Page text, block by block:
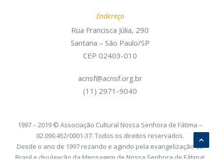
Endereço
Rua Francisca Júlia, 290
Santana – São Paulo/SP
CEP 02403-010
acnsf@acnsf.org.br
(11) 2971-9040
1997 – 2019 © Associação Cultural Nossa Senhora de Fátima –
02.090.452/0001-37. Todos os direitos reservados.
Desde o ano de 1997 rezando e agindo pela evangelização do
Brasil e divulgação da Mensagem de Nossa Senhora de Fátima!